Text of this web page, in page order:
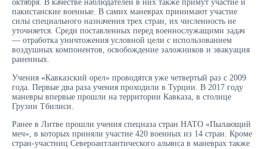
октября. В качестве наблюдателей в них также примут участие и
пакистанские военные. В самих маневрах принимают участие
силы специального назначения трех стран, их численность не
уточняется. Среди поставленных перед военнослужащими задач
— отработка уничтожения условной цели с использованием
воздушных компонентов, освобождение заложников и эвакуация
раненных.
Учения «Кавказский орел» проводятся уже четвертый раз с 2009
года. Первые два раза учения проходили в Турции. В 2017 году
маневры впервые прошли на территории Кавказа, в столице
Грузии Тбилиси.
Ранее в Литве прошли учения спецназа стран НАТО «Пылающий
меч», в которых приняли участие 420 военных из 14 стран. Кроме
стран-участниц Североантлантического альянса в маневрах также